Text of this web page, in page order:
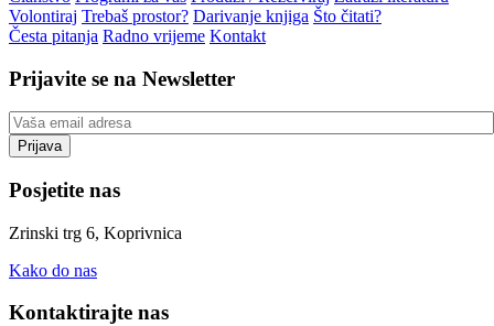
Volontiraj Trebaš prostor? Darivanje knjiga Što čitati?
Česta pitanja Radno vrijeme Kontakt
Prijavite se na Newsletter
Posjetite nas
Zrinski trg 6, Koprivnica
Kako do nas
Kontaktirajte nas